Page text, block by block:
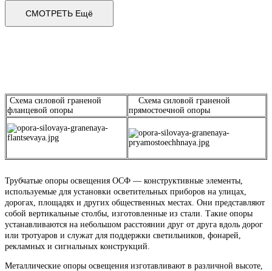
СМОТРЕТЬ Ещё
Схема силовой граненой
фланцевой опоры
Схема силовой граненой
прямостоечной опоры
Трубчатые опоры освещения ОСФ — конструктивные элементы,
используемые для установки осветительных приборов на улицах,
дорогах, площадях и других общественных местах. Они представляют
собой вертикальные столбы, изготовленные из стали. Такие опоры
устанавливаются на небольшом расстоянии друг от друга вдоль дорог
или тротуаров и служат для поддержки светильников, фонарей,
рекламных и сигнальных конструкций.
Металлические опоры освещения изготавливают в различной высоте,